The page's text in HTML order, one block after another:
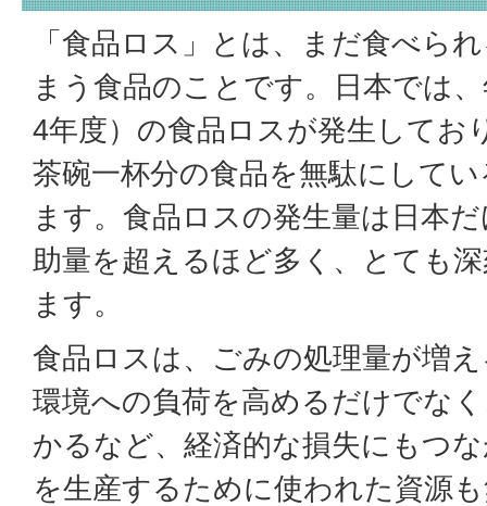
「食品ロス」とは、まだ食べら
まう食品のことです。日本では
4年度）の食品ロスが発生してお
茶碗一杯分の食品を無駄にして
ます。食品ロスの発生量は日本
助量を超えるほど多く、とても
ます。
食品ロスは、ごみの処理量が増
環境への負荷を高めるだけでな
かるなど、経済的な損失にもつ
を生産するために使われた資源